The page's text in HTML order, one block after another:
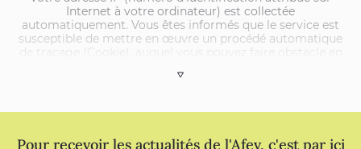
Internet à votre ordinateur) est collectée
automatiquement. Vous êtes informés que le service est
susceptible de mettre en œuvre un procédé automatique
de traçage (Cookie), auquel vous pouvez faire obstacle en
internet, comme expliqué dans
Pour remplir certaines fonctions en notre nom, l’Afev
concernant à des tiers partenaires au travers de leurs
Tout afficher
Pour recevoir les actualités de l'Afev, c'est par ici